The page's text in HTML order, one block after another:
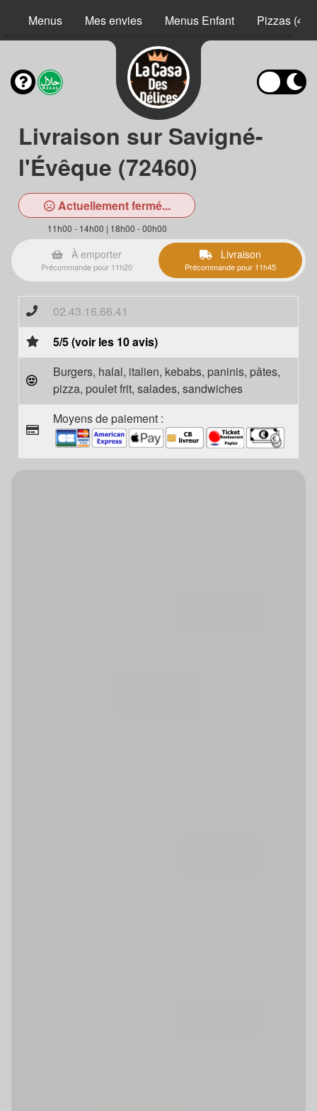
Menus Mes envies Menus Enfant Pizzas (40
Livraison sur Savigné-
l'Évêque (72460)
Actuellement fermé...
11h00 - 14h00 | 18h00 - 00h00
À emporter
Précommande pour 11h20
Livraison
Précommande pour 11h45
02.43.16.66.41
5/5 (voir les 10 avis)
Burgers, halal, italien, kebabs, paninis, pâtes,
pizza, poulet frit, salades, sandwiches
Moyens de paiement :